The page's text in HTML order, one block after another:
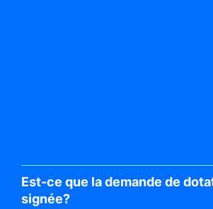
Est-ce que la demande de
signée?